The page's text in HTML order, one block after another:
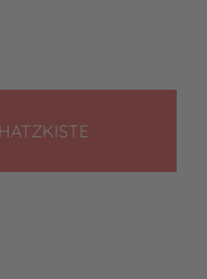
LEGEN